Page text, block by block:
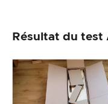
Traitement des
Le test pratique
Résultat du test